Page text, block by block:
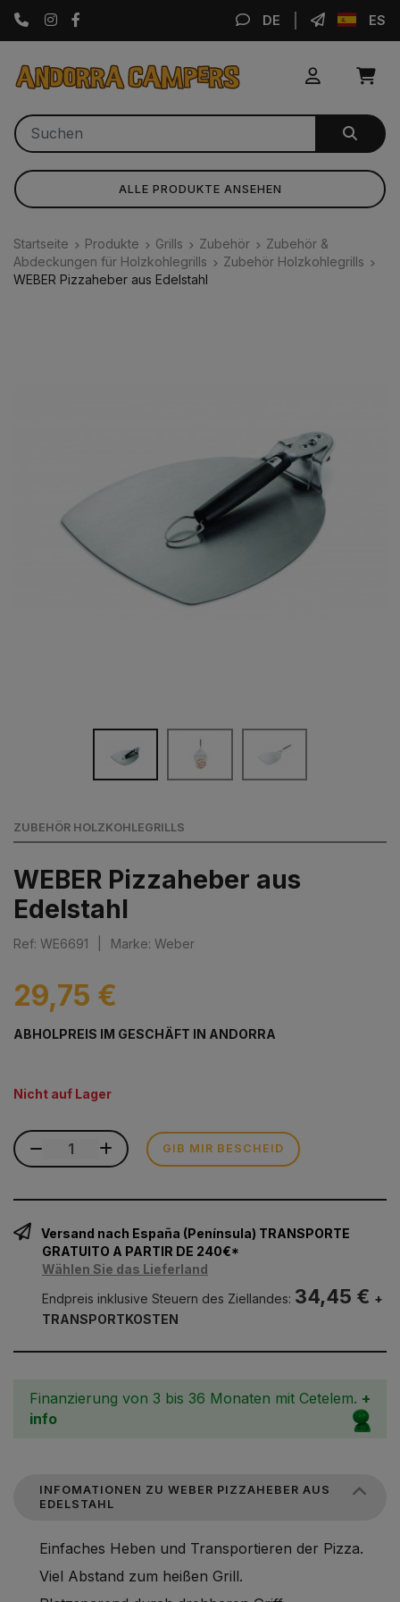
Instagram DE ES
ALLE PRODUKTE ANSEHEN
Startseite Produkte Grills Zubehör
Zubehör &
Abdeckungen für Holzkohlegrills
Zubehör Holzkohlegrills
WEBER Pizzaheber aus Edelstahl
ZUBEHÖR HOLZKOHLEGRILLS
WEBER Pizzaheber aus
Edelstahl
Ref: WE6691 Marke: Weber
29,75 €
ABHOLPREIS IM GESCHÄFT IN ANDORRA
Nicht auf Lager
GIB MIR BESCHEID
Versand nach España (Península) TRANSPORTE
GRATUITO A PARTIR DE 240€*
Wählen Sie das Lieferland
Endpreis inklusive Steuern des Ziellandes: 34,45 € +
TRANSPORTKOSTEN
Finanzierung von 3 bis 36 Monaten mit Cetelem. +
info
INFOMATIONEN ZU WEBER PIZZAHEBER AUS
EDELSTAHL
Einfaches Heben und Transportieren der Pizza.
Viel Abstand zum heißen Grill.